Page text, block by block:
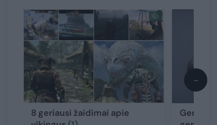
8 geriausi žaidimai apie
Gera
→